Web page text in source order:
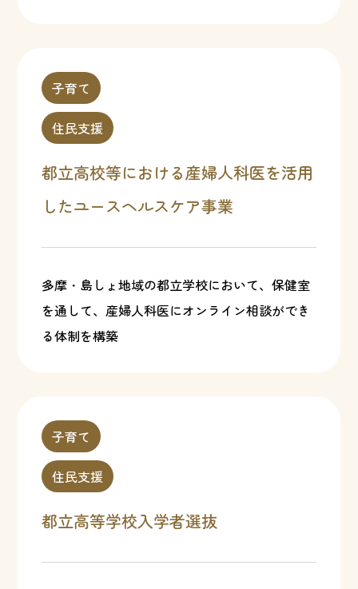
子育て
住民支援
都立高校等における産婦人科医を活用
したユースヘルスケア事業
多摩・島しょ地域の都立学校において、保健室
を通して、産婦人科医にオンライン相談ができ
る体制を構築
子育て
住民支援
都立高等学校入学者選抜